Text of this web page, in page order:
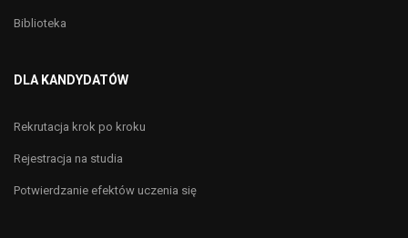
Biblioteka
DLA KANDYDATÓW
Rekrutacja krok po kroku
Rejestracja na studia
Potwierdzanie efektów uczenia się